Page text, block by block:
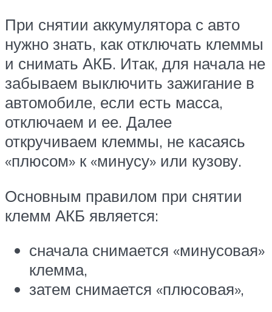
При снятии аккумулятора с авто
нужно знать, как отключать клеммы
и снимать АКБ. Итак, для начала не
забываем выключить зажигание в
автомобиле, если есть масса,
отключаем и ее. Далее
откручиваем клеммы, не касаясь
«плюсом» к «минусу» или кузову.
Основным правилом при снятии
клемм АКБ является:
сначала снимается «минусовая»
клемма,
затем снимается «плюсовая»,